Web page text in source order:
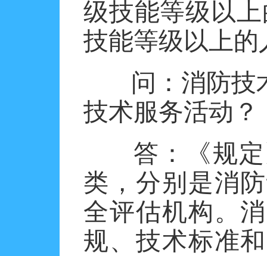
级技能等级以
技能等级以上
问：消防技
技术服务活动 ？
答：
《规
类，分别是消
全评估机构。
规、技术标准